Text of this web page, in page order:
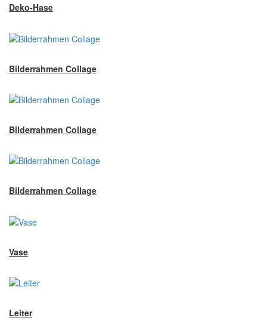
Deko-Hase
Bilderrahmen Collage
Bilderrahmen Collage
Bilderrahmen Collage
Vase
Leiter